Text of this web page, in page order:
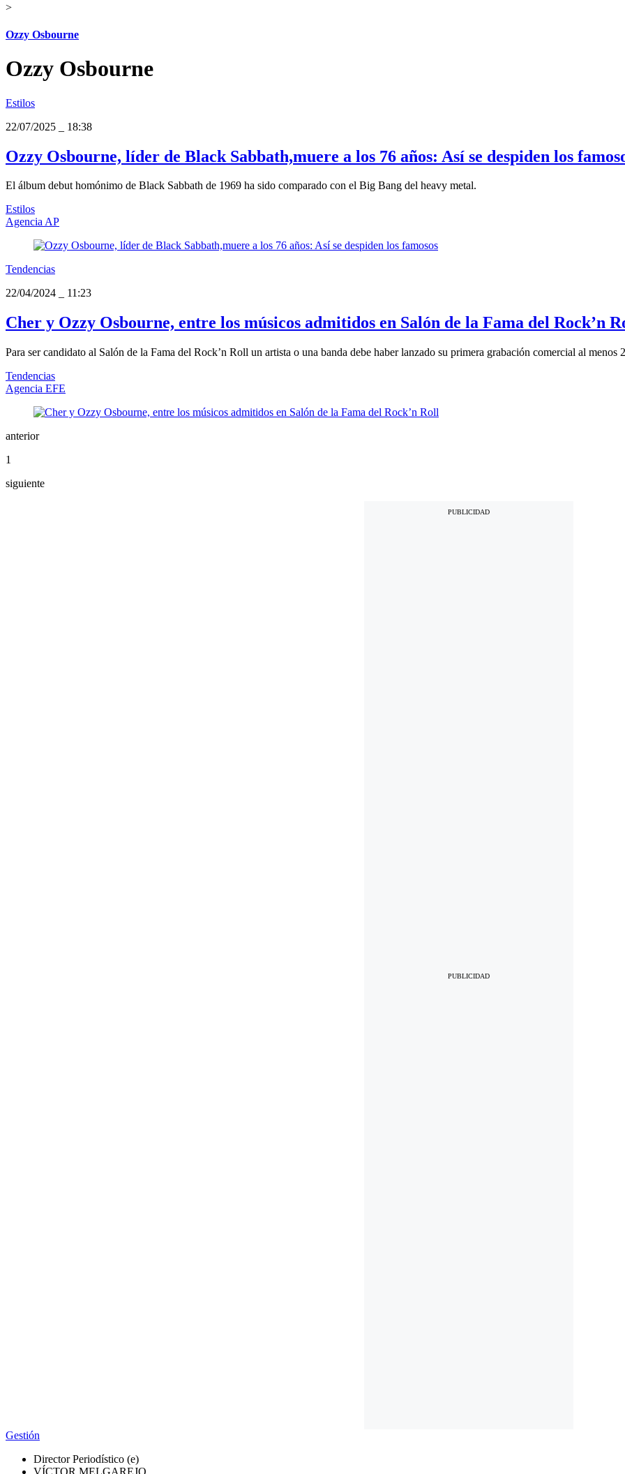
>
Ozzy Osbourne
Ozzy Osbourne
Estilos
22/07/2025
18:38
Ozzy Osbourne, líder de Black Sabbath,muere a los 76 años: Así se despiden los
El álbum debut homónimo de Black Sabbath de 1969 ha sido comparado con el Big Bang del heavy metal.
Estilos
Agencia AP
Tendencias
22/04/2024
11:23
Cher y Ozzy Osbourne, entre los músicos admitidos en Salón de la Fama del Rock’n
Para ser candidato al Salón de la Fama del Rock’n Roll un artista o una banda debe haber lanzado su primera grabación comercial al menos
Tendencias
Agencia EFE
anterior
1
siguiente
Gestión
Director Periodístico (e)